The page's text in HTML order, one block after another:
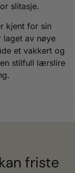
slitasje.
kjent for sin
laget av nøye
et vakkert og
stilfull lærslire
friste